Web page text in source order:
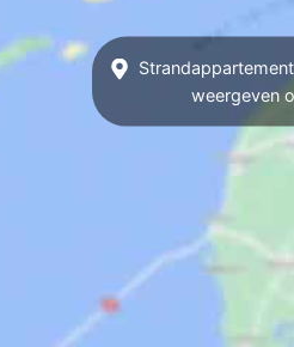
weergeven